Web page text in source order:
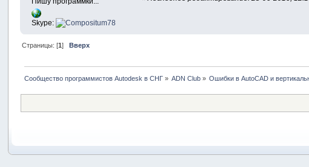
Skype:
Страницы: [1] Вверх
Сообщество программистов Autodesk в СНГ» ADN Club » Ошибки в AutoCAD и